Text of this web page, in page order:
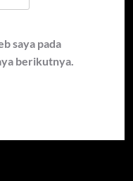
saya pada
berikutnya.